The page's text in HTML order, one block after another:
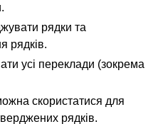
рядки та
рядків.
усі переклади (зокрема
скористатися для
рядків.